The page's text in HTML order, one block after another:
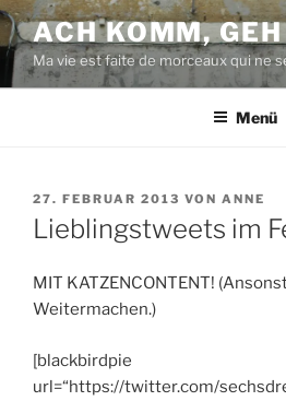
Zum
Inhalt
springen
ACH KOMM,
Ma vie est faite de morceaux qui ne
Menü
VERÖFFENTLICHT
AM
27. FEBRUAR 2013 VON ANNE
Lieblingstweets im
MIT KATZENCONTENT!
Weitermachen.)
[blackbirdpie
url=“https://twitter.com/